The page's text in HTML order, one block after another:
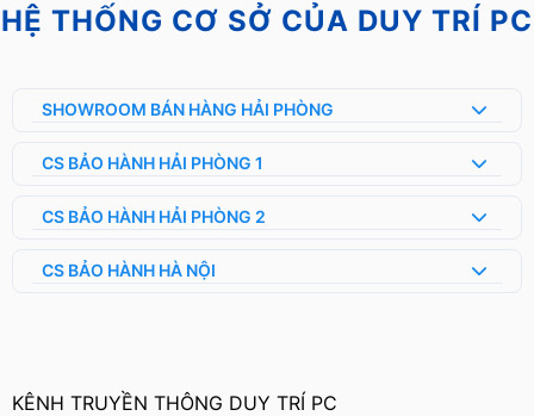
HỆ THỐNG CƠ SỞ CỦA DUY TRÍ PC
SHOWROOM BÁN HÀNG HẢI PHÒNG
CS BẢO HÀNH HẢI PHÒNG 1
CS BẢO HÀNH HẢI PHÒNG 2
CS BẢO HÀNH HÀ NỘI
KÊNH TRUYỀN THÔNG DUY TRÍ PC